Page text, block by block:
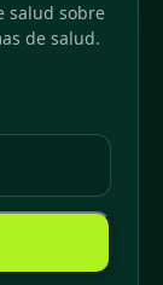
salud sobre
de salud.